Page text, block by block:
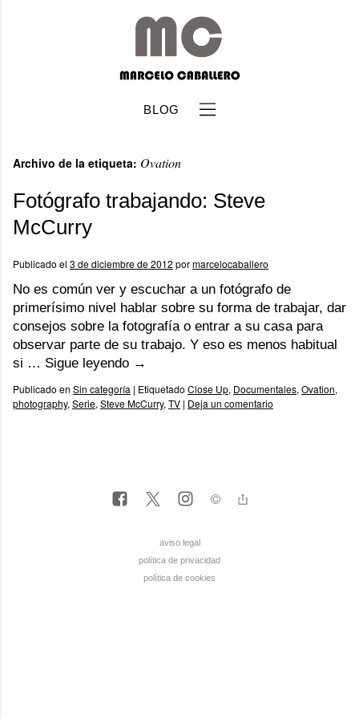
BLOG
Archivo de la etiqueta: Ovation
Fotógrafo trabajando: Steve
McCurry
Publicado el 3 de diciembre de 2012 pormarcelocaballero
No es común ver y escuchar a un fotógrafo de
primerísimo nivel hablar sobre su forma de trabajar, dar
consejos sobre la fotografía o entrar a su casa para
observar parte de su trabajo. Y eso es menos habitual
si … Sigue leyendo →
Publicado en Sin categoría | Etiquetado Close Up, Documentales, Ovation,
photography, Serie, Steve McCurry, TV | Deja un comentario
aviso legal
política de privacidad
política de cookies